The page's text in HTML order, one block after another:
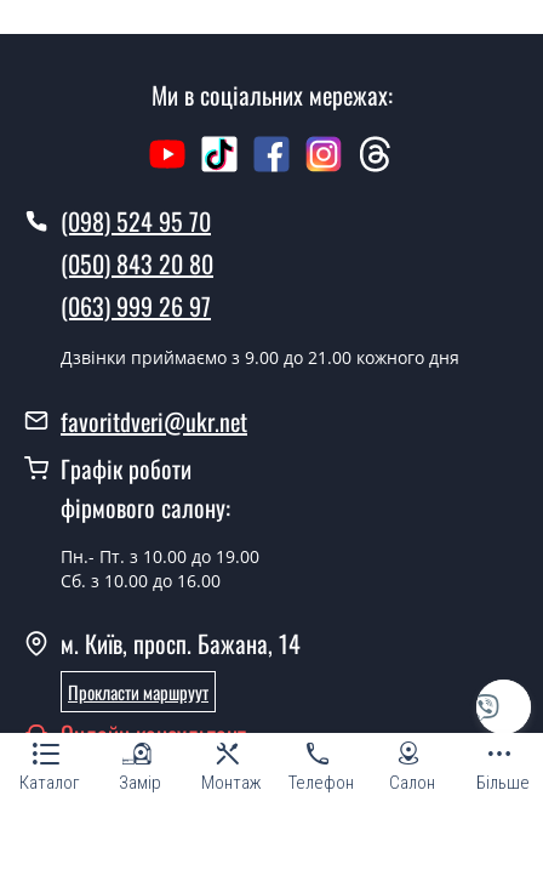
Каталог Замір Монтаж Телефон Салон Більше
Вартість встановлення дверей Аксіома - від 1600 грн.
Як швидко можете встановити двері
Аксіома?
У той самий день протягом кількох годин, за умови
Чи можна на сьогодні викликати
замірника?
Так можна.
У вас є в наявності готові двері
вхідні?
Так, ми маємо великий асортимент готових вхідних
дверей.
Яка вартість найдешевших вхідних
Від 5200 грн.
Потрібні двері вхідні економ класу,
що порадите?
Кожна наша порада індивідуальна, у тому числі і з
приводу вхідних дверей економ класу. Спробуйте
Ми в соціальних мережах:
(098) 524 95 70
(050) 843 20 80
(063) 999 26 97
Дзвінки приймаємо з 9.00 до 21.00 кожного дня
favoritdveri@ukr.net
Графік роботи
фірмового салону:
Пн.- Пт. з 10.00 до 19.00
Сб. з 10.00 до 16.00
м. Київ, просп. Бажана, 14
Прокласти маршруут
Онлайн консультант